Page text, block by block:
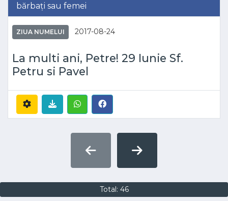
bărbați sau femei
ZIUA NUMELUI 2017-08-24
La multi ani, Petre! 29 Iunie Sf.
Petru si Pavel
Total: 46